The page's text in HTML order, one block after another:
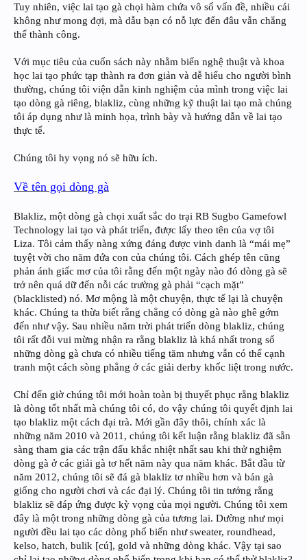
Tuy nhiên, việc lai tạo gà chọi hàm chứa vô số vấn đề, nhiều cái
không như mong đợi, mà dẫu bạn có nỗ lực đến đâu vẫn chẳng
thể thành công.
Với mục tiêu của cuốn sách này nhằm biến nghệ thuật và khoa
học lai tạo phức tạp thành ra đơn giản và dễ hiểu cho người bình
thường, chúng tôi viện dẫn kinh nghiệm của mình trong việc lai
tạo dòng gà riêng, blakliz, cùng những kỹ thuật lai tạo mà chúng
tôi áp dụng như là minh họa, trình bày và hướng dẫn về lai tạo
thực tế.
Chúng tôi hy vọng nó sẽ hữu ích.
Về tên gọi dòng gà
Blakliz, một dòng gà chọi xuất sắc do trại RB Sugbo Gamefowl
Technology lai tạo và phát triển, được lấy theo tên của vợ tôi
Liza. Tôi cảm thấy nàng xứng đáng được vinh danh là “mái mẹ”
tuyệt vời cho năm đứa con của chúng tôi. Cách ghép tên cũng
phản ánh giấc mơ của tôi rằng đến một ngày nào đó dòng gà sẽ
trở nên quá dữ đến nỗi các trường gà phải “cạch mặt”
(blacklisted) nó. Mơ mộng là một chuyện, thực tế lại là chuyện
khác. Chúng ta thừa biết rằng chẳng có dòng gà nào ghê gớm
đến như vậy. Sau nhiều năm trời phát triển dòng blakliz, chúng
tôi rất đỗi vui mừng nhận ra rằng blakliz là khá nhất trong số
những dòng gà chưa có nhiều tiếng tăm nhưng vẫn có thể cạnh
tranh một cách sòng phẳng ở các giải derby khốc liệt trong nước.
Chỉ đến giờ chúng tôi mới hoàn toàn bị thuyết phục rằng blakliz
là dòng tốt nhất mà chúng tôi có, do vậy chúng tôi quyết định lai
tạo blakliz một cách đại trà. Mới gần đây thôi, chính xác là
những năm 2010 và 2011, chúng tôi kết luận rằng blakliz đã sẵn
sàng tham gia các trận đấu khắc nhiệt nhất sau khi thử nghiệm
dòng gà ở các giải gà tơ hết năm này qua năm khác. Bắt đầu từ
năm 2012, chúng tôi sẽ đá gà blakliz tơ nhiều hơn và bán gà
giống cho người chơi và các đại lý. Chúng tôi tin tưởng rằng
blakliz sẽ đáp ứng được kỳ vọng của mọi người. Chúng tôi xem
đây là một trong những dòng gà của tương lai. Dường như mọi
người đều lai tạo các dòng phổ biến như sweater, roundhead,
kelso, hatch, bulik [cú], gold và những dòng khác. Vậy tại sao